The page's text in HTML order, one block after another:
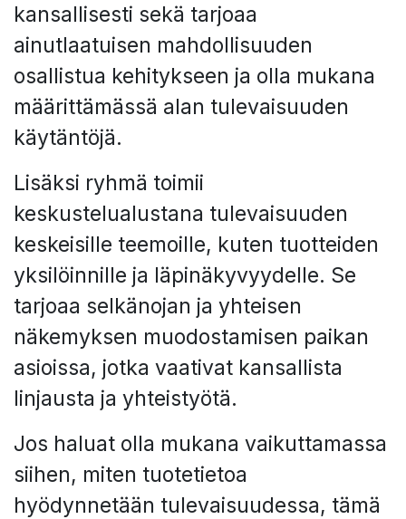
kansallisesti sekä tarjoaa
ainutlaatuisen mahdollisuuden
osallistua kehitykseen ja olla mukana
määrittämässä alan tulevaisuuden
käytäntöjä.
Lisäksi ryhmä toimii
keskustelualustana tulevaisuuden
keskeisille teemoille, kuten tuotteiden
yksilöinnille ja läpinäkyvyydelle. Se
tarjoaa selkänojan ja yhteisen
näkemyksen muodostamisen paikan
asioissa, jotka vaativat kansallista
linjausta ja yhteistyötä.
Jos haluat olla mukana vaikuttamassa
siihen, miten tuotetietoa
hyödynnetään tulevaisuudessa, tämä